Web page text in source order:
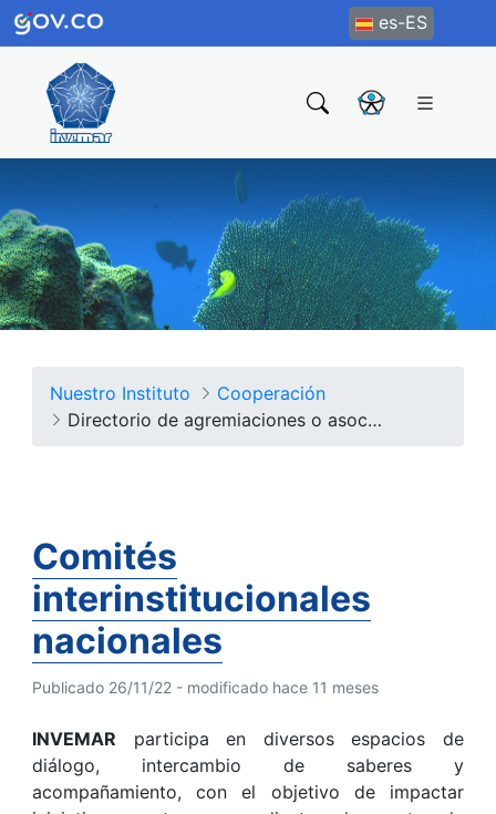
es-ES
Nuestro Instituto
Cooperación
Directorio de agremiaciones o asociaciones en las que participe
Comités
interinstitucionales
nacionales
Publicado 26/11/22 - modificado hace 11 meses
INVEMAR participa en diversos espacios de
diálogo, intercambio de saberes y
acompañamiento, con el objetivo de impactar